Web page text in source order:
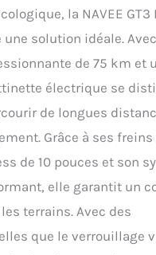
la NAVEE GT3
solution idéale.
de 75 km et
électrique se
de longues
Grâce à ses
de 10 pouces et son
elle garantit un
terrains. Avec des
que le verrouillage